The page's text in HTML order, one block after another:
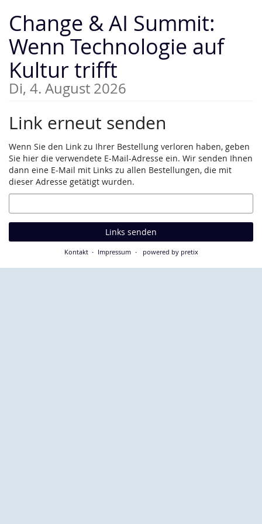
Haupt-
Inhalt
springen
Change & AI Summit:
Wenn Technologie auf
Kultur trifft
Di, 4. August 2026
Link erneut senden
Wenn Sie den Link zu Ihrer Bestellung verloren haben, geben
Sie hier die verwendete E-Mail-Adresse ein. Wir senden Ihnen
dann eine E-Mail mit Links zu allen Bestellungen, die mit
dieser Adresse getätigt wurden.
E-
Mail
Links senden
Kontakt Impressum powered by pretix